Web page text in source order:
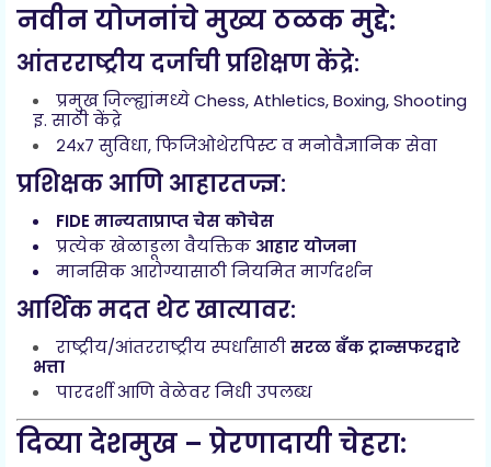
नवीन योजनांचे मुख्य ठळक मुद्दे:
आंतरराष्ट्रीय दर्जाची प्रशिक्षण केंद्रे:
प्रमुख जिल्ह्यांमध्ये Chess, Athletics, Boxing, Shooting
इ. साठी केंद्रे
२४x७ सुविधा, फिजिओथेरपिस्ट व मनोवैज्ञानिक सेवा
प्रशिक्षक आणि आहारतज्ज्ञ:
FIDE मान्यताप्राप्त चेस कोचेस
प्रत्येक खेळाडूला वैयक्तिक आहार योजना
मानसिक आरोग्यासाठी नियमित मार्गदर्शन
आर्थिक मदत थेट खात्यावर:
राष्ट्रीय/आंतरराष्ट्रीय स्पर्धांसाठीसरळ बँक ट्रान्सफरद्वारे
भत्ता
पारदर्शी आणि वेळेवर निधी उपलब्ध
दिव्या देशमुख – प्रेरणादायी चेहरा: